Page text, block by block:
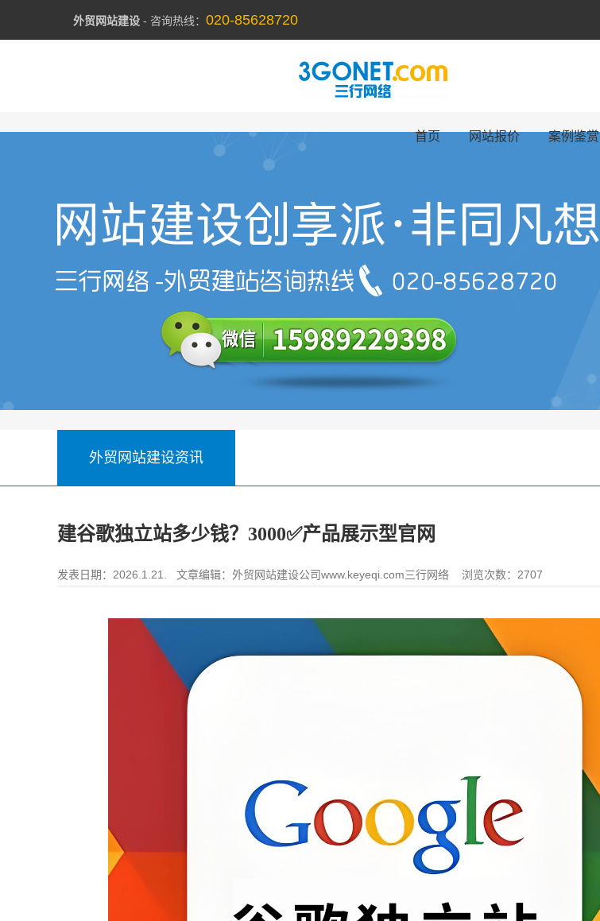
外贸网站建设 - 咨询热线： 020-85628720
首页 网站报价 案例鉴赏
外贸网站建设资讯
建谷歌独立站多少钱？3000✅产品展示型官网
发表日期：2026.1.21. 文章编辑： 外贸网站建设公司www.keyeqi.com三行网络 浏览次数：2707